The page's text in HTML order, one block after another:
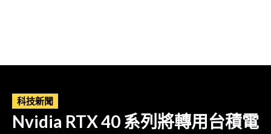
科技新聞
Nvidia RTX 40 系列將轉用台積電